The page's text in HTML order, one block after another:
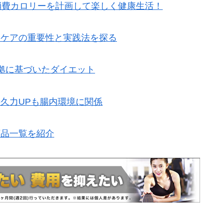
カロリーを計画して楽しく健康生活！
アの重要性と実践法を探る
に基づいたダイエット
力UPも腸内環境に関係
一覧を紹介